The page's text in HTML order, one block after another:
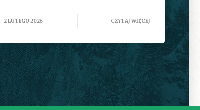
2 LUTEGO 2026 CZYTAJ WIĘCEJ